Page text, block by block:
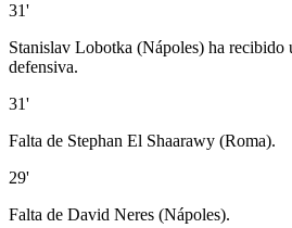
31'
Stanislav Lobotka (Nápoles) ha recibido
defensiva.
31'
Falta de Stephan El Shaarawy (Roma).
29'
Falta de David Neres (Nápoles).